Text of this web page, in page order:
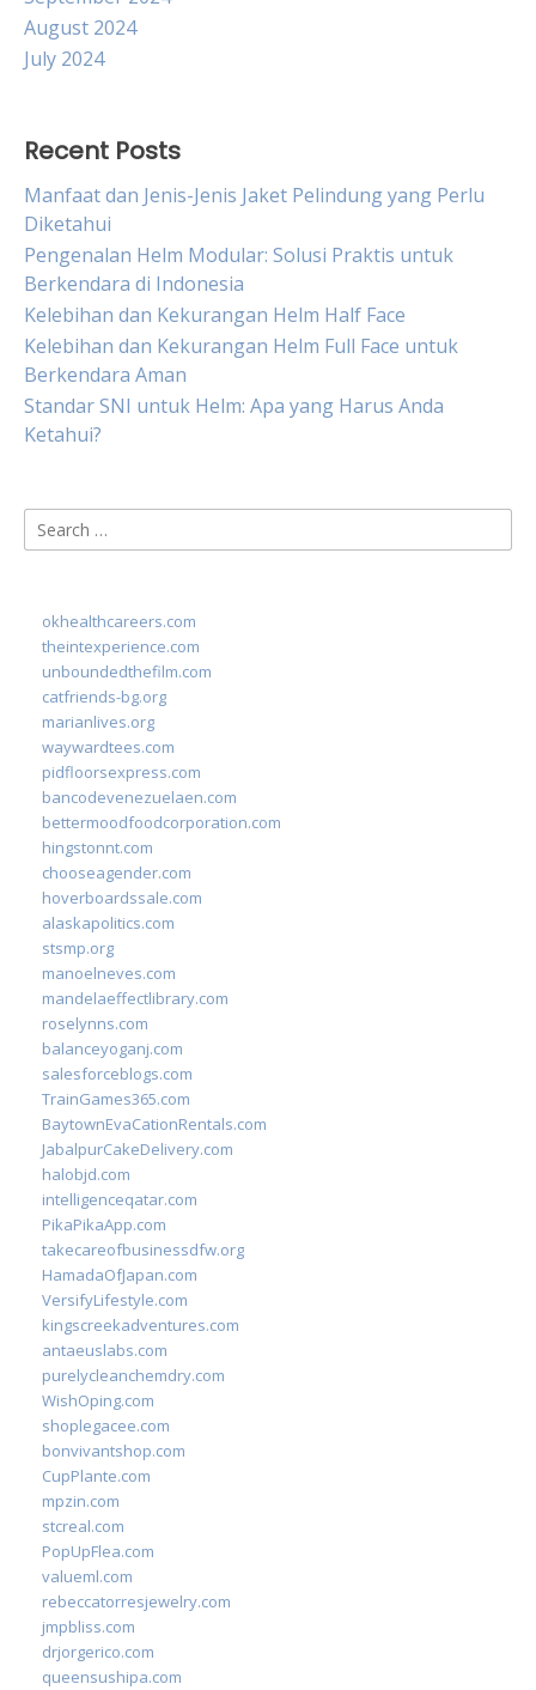
August 2024
July 2024
Recent Posts
Manfaat dan Jenis-Jenis Jaket Pelindung yang Perlu
Diketahui
Pengenalan Helm Modular: Solusi Praktis untuk
Berkendara di Indonesia
Kelebihan dan Kekurangan Helm Half Face
Kelebihan dan Kekurangan Helm Full Face untuk
Berkendara Aman
Standar SNI untuk Helm: Apa yang Harus Anda
Ketahui?
Search
for:
okhealthcareers.com
theintexperience.com
unboundedthefilm.com
catfriends-bg.org
marianlives.org
waywardtees.com
pidfloorsexpress.com
bancodevenezuelaen.com
bettermoodfoodcorporation.com
hingstonnt.com
chooseagender.com
hoverboardssale.com
alaskapolitics.com
stsmp.org
manoelneves.com
mandelaeffectlibrary.com
roselynns.com
balanceyoganj.com
salesforceblogs.com
TrainGames365.com
BaytownEvaCationRentals.com
JabalpurCakeDelivery.com
halobjd.com
intelligenceqatar.com
PikaPikaApp.com
takecareofbusinessdfw.org
HamadaOfJapan.com
VersifyLifestyle.com
kingscreekadventures.com
antaeuslabs.com
purelycleanchemdry.com
WishOping.com
shoplegacee.com
bonvivantshop.com
CupPlante.com
mpzin.com
stcreal.com
PopUpFlea.com
valueml.com
rebeccatorresjewelry.com
jmpbliss.com
drjorgerico.com
queensushipa.com